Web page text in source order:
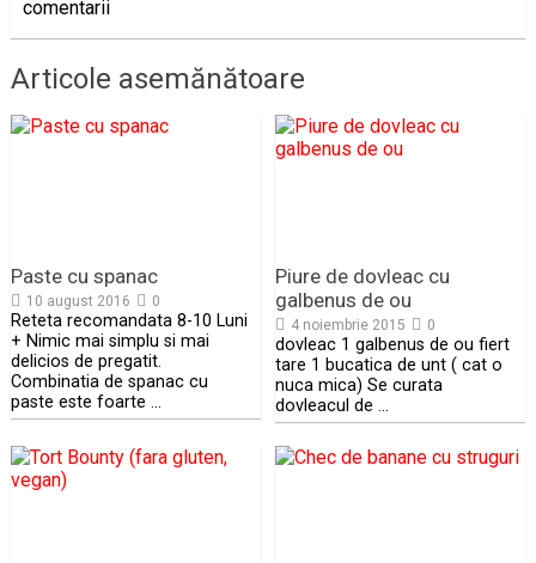
comentarii
Articole asemănătoare
Paste cu spanac
10 august 2016 0
Reteta recomandata 8-10 Luni
+ Nimic mai simplu si mai
delicios de pregatit.
Combinatia de spanac cu
paste este foarte …
Piure de dovleac cu
galbenus de ou
4 noiembrie 2015 0
dovleac 1 galbenus de ou fiert
tare 1 bucatica de unt ( cat o
nuca mica) Se curata
dovleacul de …